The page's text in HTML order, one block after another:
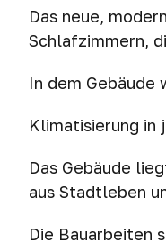
Das neue,
Schlafzimmern,
In dem
Klimatisierung in
Das Gebäude
aus Stadtleben
Die Bauarbeiten